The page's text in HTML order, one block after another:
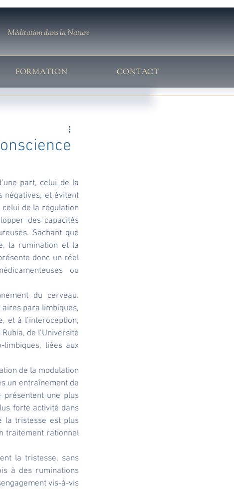
Méditation dans la Nature
FORMATION CONTACT
part, celui de la
négatives, et évitent
de la régulation
des capacités
Sachant que
la rumination et la
donc un réel
ou
du cerveau.
para limbiques,
et à l’interoception,
de l’Université
liées aux
de la modulation
un entraînement de
présentent une plus
forte activité dans
la tristesse est plus
traitement rationnel
la tristesse, sans
à des ruminations
vis-à-vis